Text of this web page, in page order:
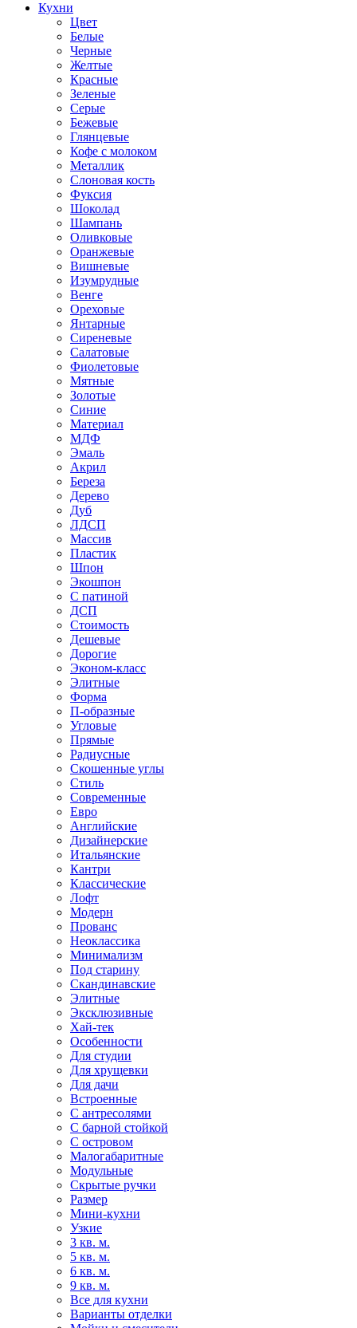
Кухни
Цвет
Белые
Черные
Желтые
Красные
Зеленые
Серые
Бежевые
Глянцевые
Кофе с молоком
Металлик
Слоновая кость
Фуксия
Шоколад
Шампань
Оливковые
Оранжевые
Вишневые
Изумрудные
Венге
Ореховые
Янтарные
Сиреневые
Салатовые
Фиолетовые
Мятные
Золотые
Синие
Материал
МДФ
Эмаль
Акрил
Береза
Дерево
Дуб
ЛДСП
Массив
Пластик
Шпон
Экошпон
С патиной
ДСП
Стоимость
Дешевые
Дорогие
Эконом-класс
Элитные
Форма
П-образные
Угловые
Прямые
Радиусные
Скошенные углы
Стиль
Современные
Евро
Английские
Дизайнерские
Итальянские
Кантри
Классические
Лофт
Модерн
Прованс
Неоклассика
Минимализм
Под старину
Скандинавские
Элитные
Эксклюзивные
Хай-тек
Особенности
Для студии
Для хрущевки
Для дачи
Встроенные
С антресолями
С барной стойкой
С островом
Малогабаритные
Модульные
Скрытые ручки
Размер
Мини-кухни
Узкие
3 кв. м.
5 кв. м.
6 кв. м.
9 кв. м.
Все для кухни
Варианты отделки